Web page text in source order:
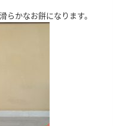
らかなお餅になります。